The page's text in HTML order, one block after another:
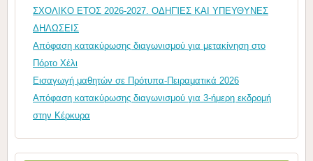
ΣΧΟΛΙΚΟ ΕΤΟΣ 2026-2027. ΟΔΗΓΊΕΣ ΚΑΙ ΥΠΕΥΘΥΝΕΣ
ΔΗΛΩΣΕΙΣ
Απόφαση κατακύρωσης διαγωνισμού για μετακίνηση στο
Πόρτο Χέλι
Εισαγωγή μαθητών σε Πρότυπα-Πειραματικά 2026
Απόφαση κατακύρωσης διαγωνισμού για 3-ήμερη εκδρομή
στην Κέρκυρα